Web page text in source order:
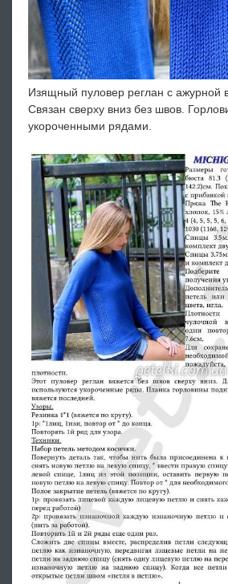
Изящный пуловер реглан с ажурной
Связан сверху вниз без швов.
укороченными рядами.